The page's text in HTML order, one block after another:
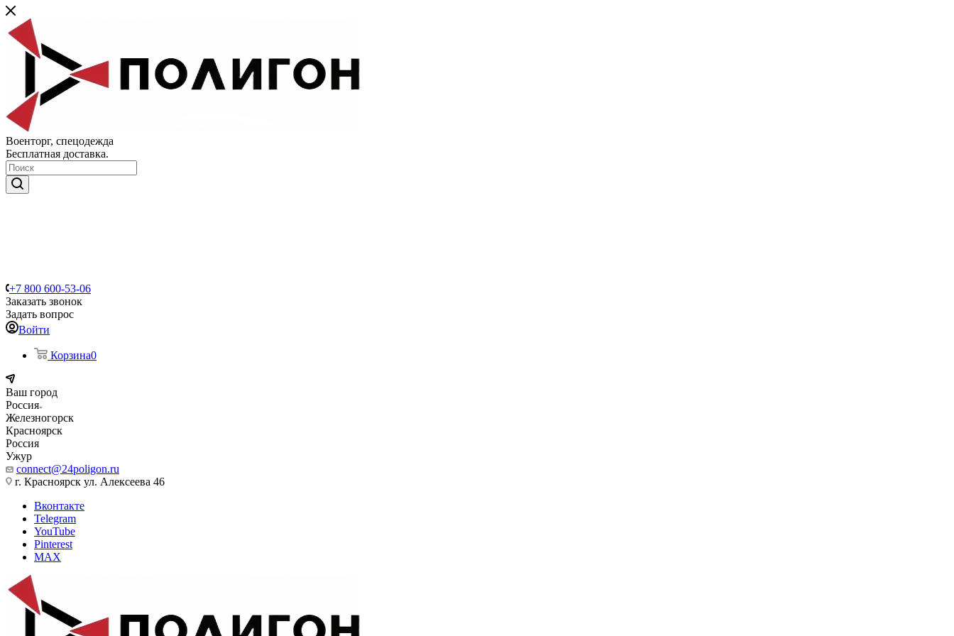
Военторг, спецодежда
Бесплатная доставка.
+7 800 600-53-06
Заказать звонок
Задать вопрос
Войти
Корзина0
Ваш город
Россия
Железногорск
Красноярск
Россия
Ужур
connect@24poligon.ru
г. Красноярск ул. Алексеева 46
Вконтакте
Telegram
YouTube
Pinterest
MAX